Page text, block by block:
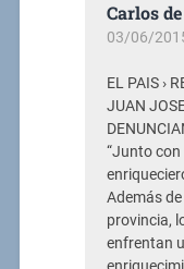
Carlos
03/06/
EL PAIS ›
JUAN
“Junto con
Además
provincia,
enfrentan